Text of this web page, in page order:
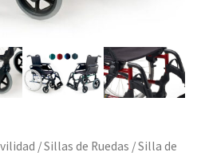
/Sillas de Ruedas / Silla de